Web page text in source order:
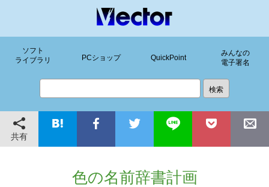
ソフト
ライブラリ
PCショップ QuickPoint
みんなの
電子署名
共有
色の名前辞書計画